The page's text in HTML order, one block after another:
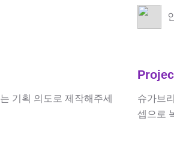
기획 의도로 제작해주세
슈가브
셉으로